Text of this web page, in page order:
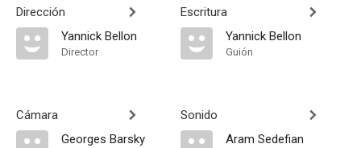
Dirección
Yannick Bellon
Director
Cámara
Georges Barsky
Escritura
Yannick Bellon
Guión
Sonido
Aram Sedefian